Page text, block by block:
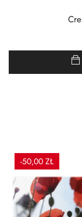
-50,00 ZŁ